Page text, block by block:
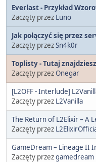
Everlast - Przykład
Zaczęty przez Luno
Jak połączyć się przez
Zaczęty przezSn4k0r
Toplisty - Tutaj
Zaczęty przezOnegar
[L2OFF - Interlude]
Zaczęty przez L2Vanilla
The Return of L2Elixir – A
Zaczęty przez
GameDream – Lineage II
Zaczęty przezgamedream